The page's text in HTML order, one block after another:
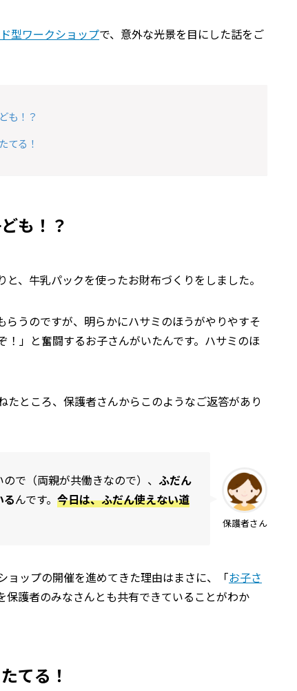
型ワークショップで、意外な光景を目にした話をご
も！？
てる！
も！？
、牛乳パックを使ったお財布づくりをしました。
うのですが、明らかにハサミのほうがやりやすそ
」と奮闘するお子さんがいたんです。ハサミのほ
ところ、保護者さんからこのようなご返答があり
保護者さん
で（両親が共働きなので）、 ふだん
んです。 今日は、ふだん使えない道
ョップの開催を進めてきた理由はまさに、「お子さ
保護者のみなさんとも共有できていることがわか
てる！